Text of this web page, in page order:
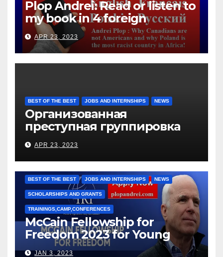
Plop Andrei: Read or listen to
my book in 4 foreign
languages
APR 23, 2023
BEST OF THE BEST JOBS AND INTERNSHIPS NEWS
Организованная
преступная группировка
под руководством Игоря
Рижкова (Ryzhkov Ihor) и
Марии Соколовой
APR 23, 2023
BEST OF THE BEST JOBS AND INTERNSHIPS NEWS
SCHOLARSHIPS AND GRANTS
TRAININGS,CAMP,CONFERENCES
McCain Fellowship for
Freedom 2023 for Young
Leaders
JAN 3, 2023